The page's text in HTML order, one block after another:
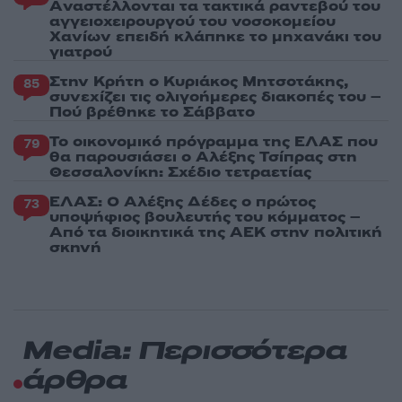
Aναστέλλονται τα τακτικά ραντεβού του
αγγειοχειρουργού του νοσοκομείου
Χανίων επειδή κλάπηκε το μηχανάκι του
γιατρού
85 Στην Κρήτη ο Κυριάκος Μητσοτάκης,
συνεχίζει τις ολιγοήμερες διακοπές του –
Πού βρέθηκε το Σάββατο
79 Το οικονομικό πρόγραμμα της ΕΛΑΣ που
θα παρουσιάσει ο Αλέξης Τσίπρας στη
Θεσσαλονίκη: Σχέδιο τετραετίας
73 ΕΛΑΣ: Ο Αλέξης Δέδες ο πρώτος
υποψήφιος βουλευτής του κόμματος –
Από τα διοικητικά της ΑΕΚ στην πολιτική
σκηνή
Media: Περισσότερα
άρθρα